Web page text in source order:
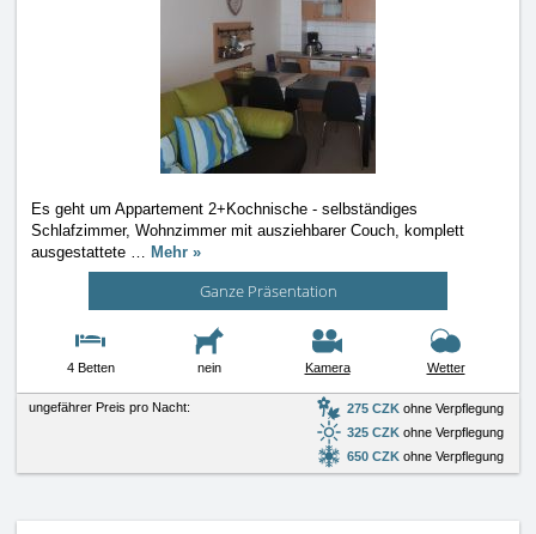
Es geht um Appartement 2+Kochnische - selbständiges
Schlafzimmer, Wohnzimmer mit ausziehbarer Couch, komplett
ausgestattete … Mehr »
Ganze Präsentation
4 Betten nein Kamera Wetter
ungefährer Preis pro Nacht: 275 CZK ohne Verpflegung
325 CZK ohne Verpflegung
650 CZK ohne Verpflegung